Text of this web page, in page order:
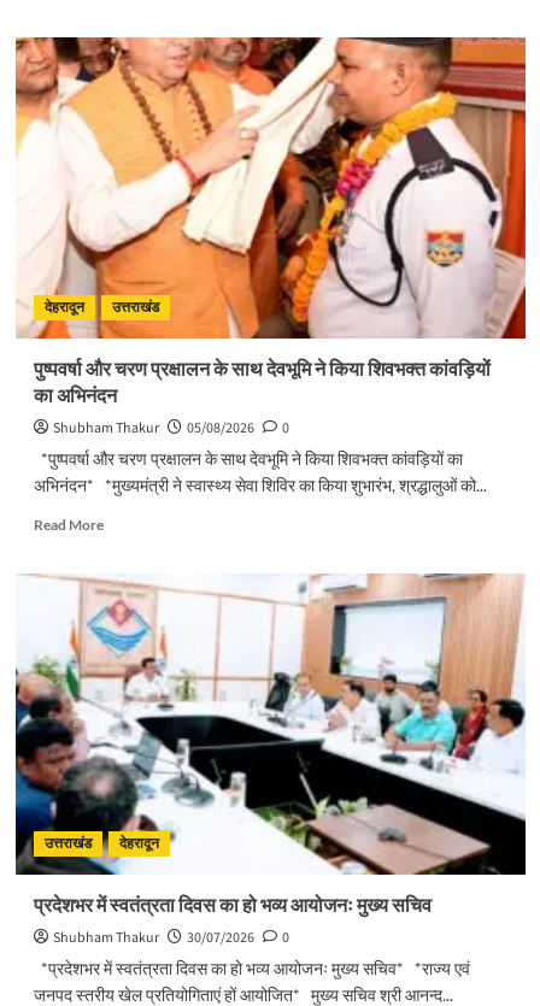
मुख्यमंत्री
पुष्कर
ने
किया
मसूरी
विधानसभा
विभिन्न
विकास
योजनाओं
का
–
शिलान्यास
देहरादून उत्तराखंड
पुष्पवर्षा और चरण प्रक्षालन के साथ देवभूमि ने किया शिवभक्त कांवड़ियों
का अभिनंदन
Shubham Thakur 05/08/2026
0
*पुष्पवर्षा और चरण प्रक्षालन के साथ देवभूमि ने किया शिवभक्त कांवड़ियों का
अभिनंदन* *मुख्यमंत्री ने स्वास्थ्य सेवा शिविर का किया शुभारंभ, श्रद्धालुओं को...
Read MoreRead
पुष्पवर्षा
और
चरण
प्रक्षालन
के
साथ
देवभूमि
ने
किया
शिवभक्त
कांवड़ियों
का
अभिनंदन
उत्तराखंड देहरादून
प्रदेशभर में स्वतंत्रता दिवस का हो भव्य आयोजनः मुख्य सचिव
Shubham Thakur 30/07/2026
0
*प्रदेशभर में स्वतंत्रता दिवस का हो भव्य आयोजनः मुख्य सचिव* *राज्य एवं
जनपद स्तरीय खेल प्रतियोगिताएं हों आयोजित* मुख्य सचिव श्री आनन्द...